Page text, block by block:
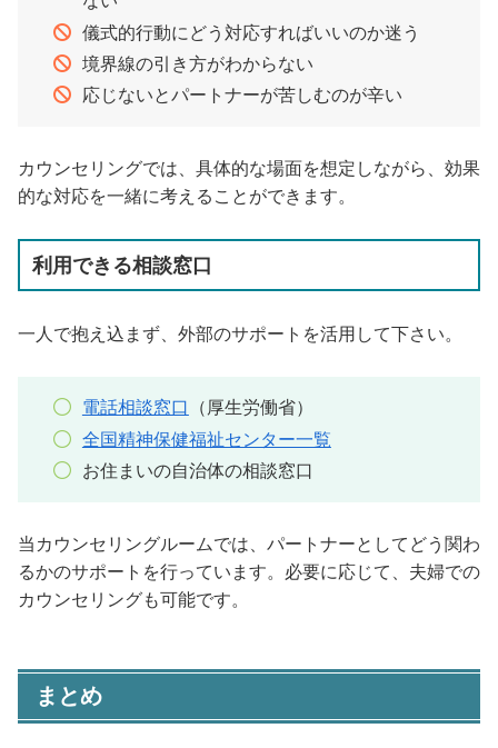
儀式的行動にどう対応すればいいのか迷う
境界線の引き方がわからない
応じないとパートナーが苦しむのが辛い
カウンセリングでは、具体的な場面を想定しながら、効果
的な対応を一緒に考えることができます。
利用できる相談窓口
一人で抱え込まず、外部のサポートを活用して下さい。
電話相談窓口
（厚生労働省）
全国精神保健福祉センター一覧
お住まいの自治体の相談窓口
当カウンセリングルームでは、パートナーとしてどう関わ
るかのサポートを行っています。必要に応じて、夫婦での
カウンセリングも可能です。
まとめ